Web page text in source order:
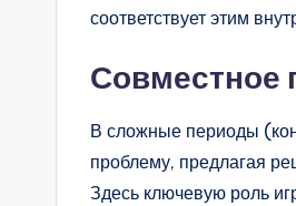
соответствует этим
Совместное
В сложные периоды
проблему, предлагая
Здесь ключевую роль